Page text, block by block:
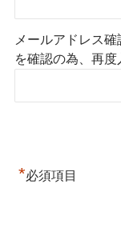
メールアドレス
を確認の為、再度
*必須項目